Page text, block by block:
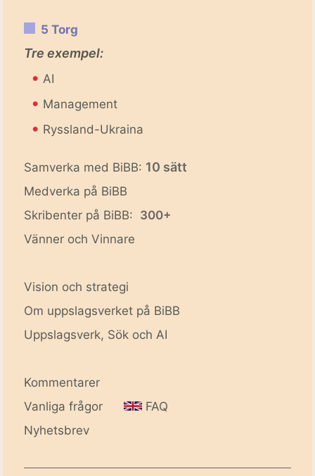
5 Torg
Tre exempel:
• AI
• Management
• Ryssland-Ukraina
Samverka med BiBB: 10 sätt
Medverka på BiBB
Skribenter på BiBB: 300+
Vänner och Vinnare
Vision och strategi
Om uppslagsverket på BiBB
Uppslagsverk, Sök och AI
Kommentarer
Vanliga frågor
FAQ
Nyhetsbrev